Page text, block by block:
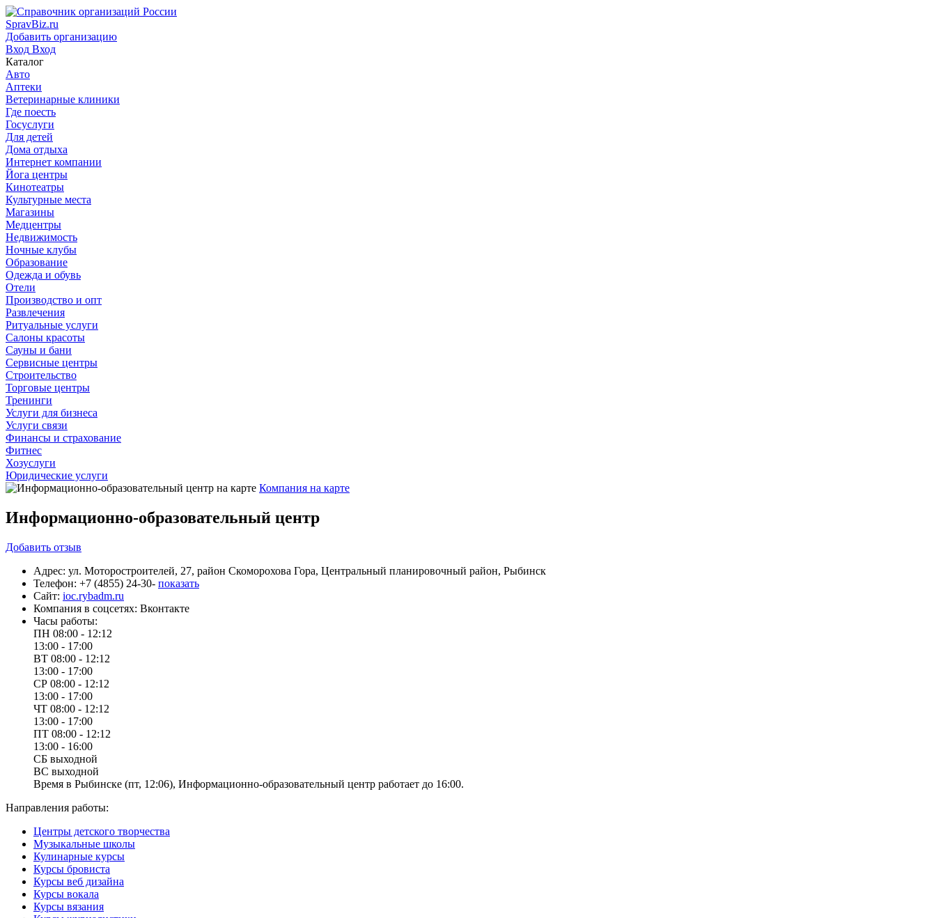
SpravBiz.ru
Добавить организацию
Вход Вход
Каталог
Авто
Аптеки
Ветеринарные клиники
Где поесть
Госуслуги
Для детей
Дома отдыха
Интернет компании
Йога центры
Кинотеатры
Культурные места
Магазины
Медцентры
Недвижимость
Ночные клубы
Образование
Одежда и обувь
Отели
Производство и опт
Развлечения
Ритуальные услуги
Салоны красоты
Сауны и бани
Сервисные центры
Строительство
Торговые центры
Тренинги
Услуги для бизнеса
Услуги связи
Финансы и страхование
Фитнес
Хозуслуги
Юридические услуги
Компания на карте
Информационно-образовательный центр
Добавить отзыв
Адрес: ул. Моторостроителей, 27, район Скоморохова Гора, Центральный планировочный район, Рыбинск
Телефон: +7 (4855) 24-30- показать
Сайт: ioc.rybadm.ru
Компания в соцсетях: Вконтакте
Часы работы:
ПН 08:00 - 12:12
13:00 - 17:00
ВТ 08:00 - 12:12
13:00 - 17:00
СР 08:00 - 12:12
13:00 - 17:00
ЧТ 08:00 - 12:12
13:00 - 17:00
ПТ 08:00 - 12:12
13:00 - 16:00
СБ выходной
ВС выходной
Время в Рыбинске (пт, 12:06), Информационно-образовательный центр работает до 16:00.
Направления работы:
Центры детского творчества
Музыкальные школы
Кулинарные курсы
Курсы бровиста
Курсы веб дизайна
Курсы вокала
Курсы вязания